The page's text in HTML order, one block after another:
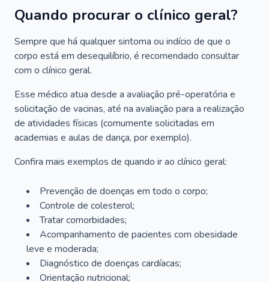
Quando procurar o clínico geral?
Sempre que há qualquer sintoma ou indício de que o
corpo está em desequilíbrio, é recomendado consultar
com o clínico geral.
Esse médico atua desde a avaliação pré-operatória e
solicitação de vacinas, até na avaliação para a realização
de atividades físicas (comumente solicitadas em
academias e aulas de dança, por exemplo).
Confira mais exemplos de quando ir ao clínico geral:
Prevenção de doenças em todo o corpo;
Controle de colesterol;
Tratar comorbidades;
Acompanhamento de pacientes com obesidade
leve e moderada;
Diagnóstico de doenças cardíacas;
Orientação nutricional;